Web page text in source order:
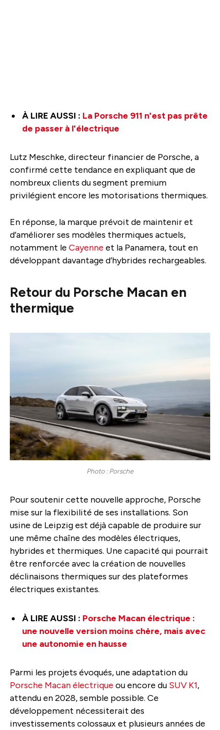
À LIRE AUSSI : La Porsche 911 n'est pas prête
de passer à l'électrique
Lutz Meschke, directeur financier de Porsche, a
confirmé cette tendance en expliquant que de
nombreux clients du segment premium
privilégient encore les motorisations thermiques.
En réponse, la marque prévoit de maintenir et
d’améliorer ses modèles thermiques actuels,
notamment le Cayenne et la Panamera, tout en
développant davantage d’hybrides rechargeables.
Retour du Porsche Macan en
thermique
Photo : Porsche
Pour soutenir cette nouvelle approche, Porsche
mise sur la flexibilité de ses installations. Son
usine de Leipzig est déjà capable de produire sur
une même chaîne des modèles électriques,
hybrides et thermiques. Une capacité qui pourrait
être renforcée avec la création de nouvelles
déclinaisons thermiques sur des plateformes
électriques existantes.
À LIRE AUSSI : Porsche Macan électrique :
une nouvelle version moins chère, mais avec
une autonomie en hausse
Parmi les projets évoqués, une adaptation du
Porsche Macan électrique ou encore du SUV K1,
attendu en 2028, semble possible. Ce
développement nécessiterait des
investissements colossaux et plusieurs années de